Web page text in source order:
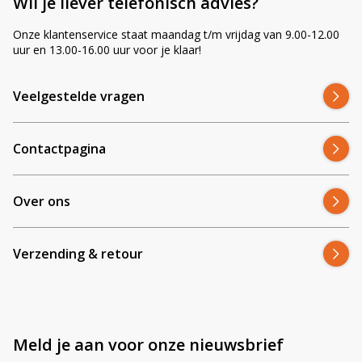
Onze klantenservice staat maandag t/m vrijdag van 9.00-12.00
uur en 13.00-16.00 uur voor je klaar!
Veelgestelde vragen
Contactpagina
Over ons
Verzending & retour
Meld je aan voor onze nieuwsbrief